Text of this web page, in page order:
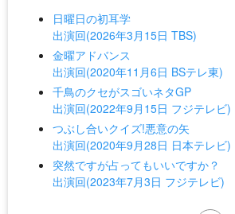
日曜日の初耳学
出演回(2026年3月15日 TBS)
金曜アドバンス
出演回(2020年11月6日 BSテレ東)
千鳥のクセがスゴいネタGP
出演回(2022年9月15日 フジテレビ)
つぶし合いクイズ!悪意の矢
出演回(2020年9月28日 日本テレビ)
突然ですが占ってもいいですか？
出演回(2023年7月3日 フジテレビ)